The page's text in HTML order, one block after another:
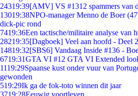
24319:39[AMV] VS #1312 spammers van
13019:38NPO-manager Menno de Boer
dick-pic rond
7419:36Een tactische/militaire analyse van
28219:35[Dagboek] Veel aan hoofd - Deel
14819:32[SBS6] Vandaag Inside #136 -
6719:31GTA VI #12 GTA VI Extended
1119:29Spaanse kust onder vuur van
gewonden
519:29Ik ga de fok-toto winnen dit jaar
3719:28Eeuwig voortleven